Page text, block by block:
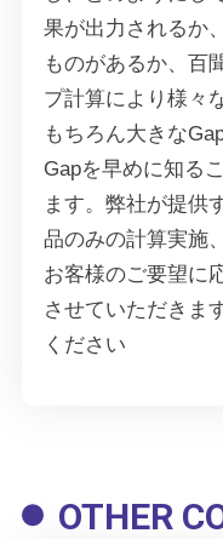
果が出力されるか
ものがあるか、百
プ計算により様々
もちろん大きな
Gapを早めに知る
ます。弊社が提供
品のみの計算実施
お客様のご要望に
させていただきま
ください
OTHER